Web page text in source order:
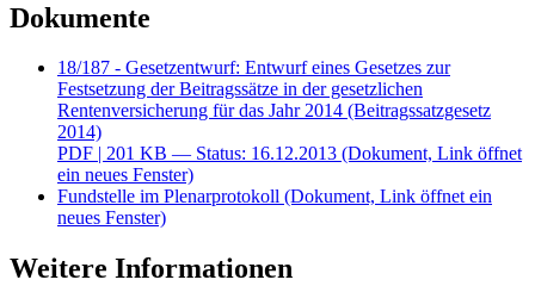
Dokumente
18/187 - Gesetzentwurf: Entwurf eines Gesetzes zur
Festsetzung der Beitragssätze in der gesetzlichen
Rentenversicherung für das Jahr 2014 (Beitragssatzgesetz
2014)
PDF | 201 KB — Status: 16.12.2013 (Dokument, Link öffnet
ein neues Fenster)
Fundstelle im Plenarprotokoll (Dokument, Link öffnet ein
neues Fenster)
Weitere Informationen